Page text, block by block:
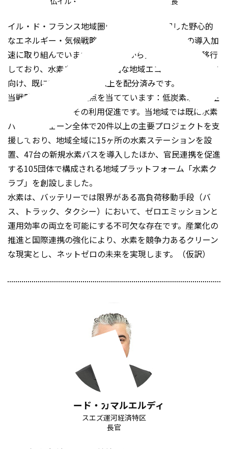
イル・ド・フランス地域圏は、2018年に採択した野心的
なエネルギー・気候戦略の基幹技術として、水素の導入加
速に取り組んでいます。計画段階から具体的な行動へ移行
しており、水素を軸とした強固な地域エコシステム構築に
向け、既に2100万ユーロ以上を配分済みです。
当戦略は二つの柱に焦点を当てています：低炭素水素の生
産・流通支援と、その利用促進です。当地域では既に水素
バリューチェーン全体で20件以上の主要プロジェクトを支
援しており、地域全域に15ヶ所の水素ステーションを設
置、47台の新規水素バスを導入したほか、官民連携を促進
する105団体で構成される地域プラットフォーム「水素ク
ラブ」を創設しました。
水素は、バッテリーでは限界がある高負荷移動手段（バ
ス、トラック、タクシー）において、ゼロエミッションと
運用効率の両立を可能にする不可欠な存在です。産業化の
推進と国際連携の強化により、水素を競争力あるクリーン
な現実とし、ネットゼロの未来を実現します。（仮訳）
ワリード・ガマルエルディン
スエズ運河経済特区
長官